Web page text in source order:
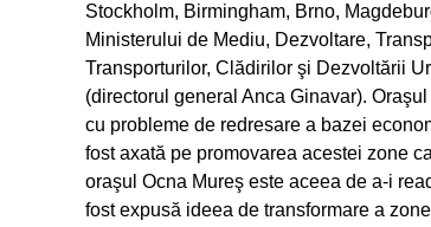
Stockholm, Birmingham, Brno,
Ministerului de Mediu, Dezvoltare,
Transporturilor, Clădirilor şi Dezvoltării
(directorul general Anca Ginavar).
cu probleme de redresare a bazei
fost axată pe promovarea acestei zone
oraşul Ocna Mureş este aceea de a-i
fost expusă ideea de transformare a